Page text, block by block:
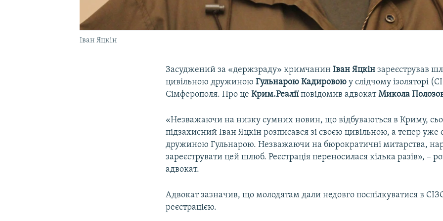
Іван Яцкін
Засуджений за «держзраду» кримчанинІван Яцкін зареєстрував
цивільною дружиноюГульнарою Кадировою у слідчому ізоляторі
Сімферополя. Про цеКрим.Реаліїповідомив адвокатМикола
«Незважаючи на низку сумних новин, що відбуваються в Криму,
підзахисний Іван Яцкін розписався зі своєю цивільною, а тепер уже
дружиною Гульнарою. Незважаючи на бюрократичні митарства,
зареєструвати цей шлюб. Реєстрація переносилася кілька разів», –
адвокат.
Адвокат зазначив, що молодятам дали недовго поспілкуватися в
реєстрацією.